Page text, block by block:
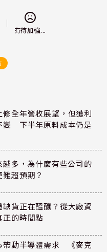
有待加強...
修全年營收展望，但獲利
變 下半年原料成本仍是
越多，為什麼有些公司的
超預期？
缺貨正在醞釀？從大廠資
正的時間點
帶動半導體需求 《麥克